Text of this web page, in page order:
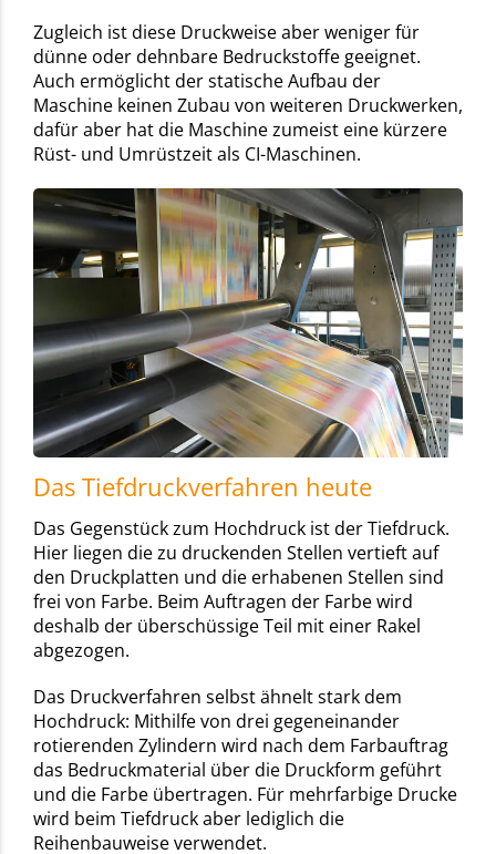
Zugleich ist diese Druckweise aber weniger für
dünne oder dehnbare Bedruckstoffe geeignet.
Auch ermöglicht der statische Aufbau der
Maschine keinen Zubau von weiteren Druckwerken,
dafür aber hat die Maschine zumeist eine kürzere
Rüst- und Umrüstzeit als CI-Maschinen.
Das Tiefdruckverfahren heute
Das Gegenstück zum Hochdruck ist der Tiefdruck.
Hier liegen die zu druckenden Stellen vertieft auf
den Druckplatten und die erhabenen Stellen sind
frei von Farbe. Beim Auftragen der Farbe wird
deshalb der überschüssige Teil mit einer Rakel
abgezogen.
Das Druckverfahren selbst ähnelt stark dem
Hochdruck: Mithilfe von drei gegeneinander
rotierenden Zylindern wird nach dem Farbauftrag
das Bedruckmaterial über die Druckform geführt
und die Farbe übertragen. Für mehrfarbige Drucke
wird beim Tiefdruck aber lediglich die
Reihenbauweise verwendet.